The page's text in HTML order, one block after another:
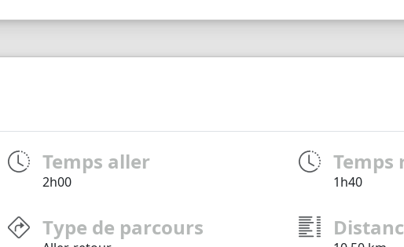
Temps aller
2h00
Temps
1h40
Type de parcours